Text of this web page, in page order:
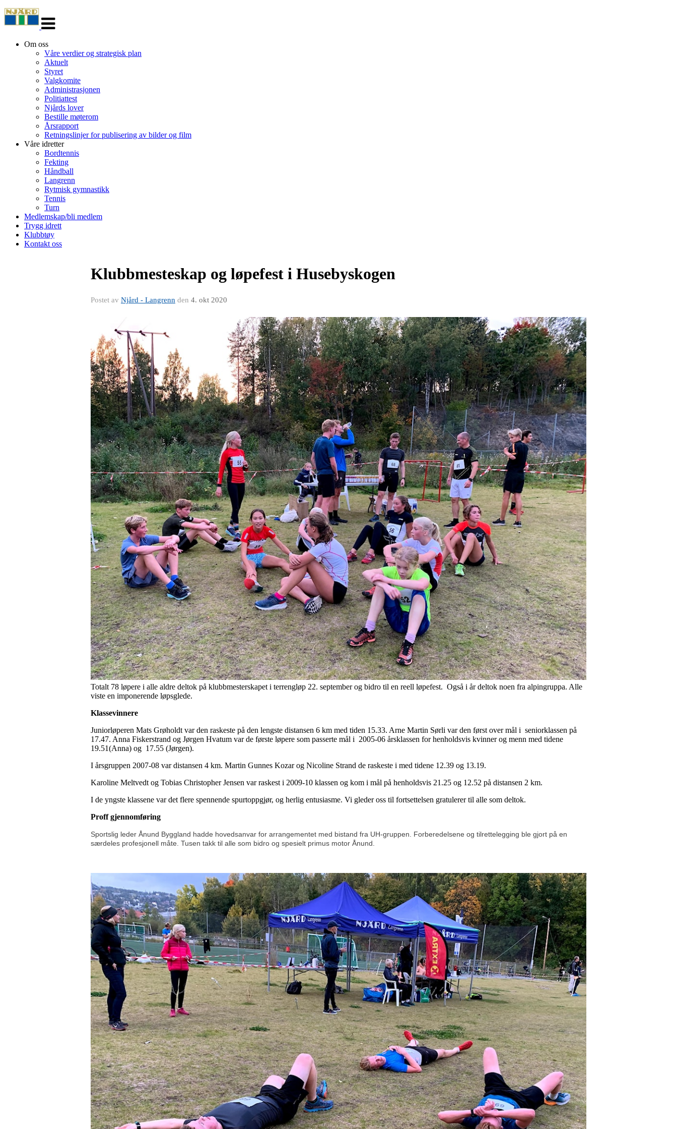
navigasjon
Om oss
Våre verdier og strategisk plan
Aktuelt
Styret
Valgkomite
Administrasjonen
Politiattest
Njårds lover
Bestille møterom
Årsrapport
Retningslinjer for publisering av bilder og film
Våre idretter
Bordtennis
Fekting
Håndball
Langrenn
Rytmisk gymnastikk
Tennis
Turn
Medlemskap/bli medlem
Trygg idrett
Klubbtøy
Kontakt oss
Klubbmesteskap og løpefest i Husebyskogen
Postet av Njård - Langrenn den 4. okt 2020
Totalt 78 løpere i alle aldre deltok på klubbmesterskapet i terrengløp 22. september og bidro til en reell løpefest. Også i år deltok noen fra alpingruppa. Alle
viste en imponerende løpsglede.
Klassevinnere
Juniorløperen Mats Grøholdt var den raskeste på den lengste distansen 6 km med tiden 15.33. Arne Martin Sørli var den først over mål i seniorklassen på
17.47. Anna Fiskerstrand og Jørgen Hvatum var de første løpere som passerte mål i 2005-06 årsklassen for henholdsvis kvinner og menn med tidene
19.51(Anna) og 17.55 (Jørgen).
I årsgruppen 2007-08 var distansen 4 km. Martin Gunnes Kozar og Nicoline Strand de raskeste i med tidene 12.39 og 13.19.
Karoline Meltvedt og Tobias Christopher Jensen var raskest i 2009-10 klassen og kom i mål på henholdsvis 21.25 og 12.52 på distansen 2 km.
I de yngste klassene var det flere spennende spurtoppgjør, og herlig entusiasme. Vi gleder oss til fortsettelsen gratulerer til alle som deltok.
Proff gjennomføring
Sportslig leder Ånund Byggland hadde hovedsanvar for arrangementet med bistand fra UH-gruppen. Forberedelsene og tilrettelegging ble gjort på en
særdeles profesjonell måte. Tusen takk til alle som bidro og spesielt primus motor Ånund.